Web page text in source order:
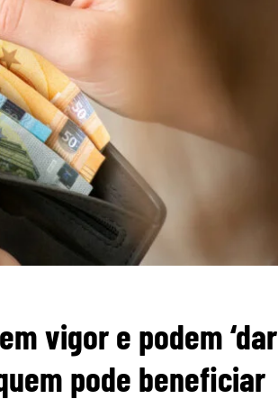
vigor e podem ‘dar
pode beneficiar